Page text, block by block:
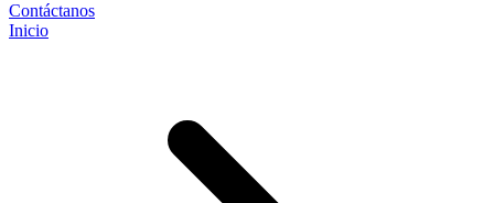
Contáctanos
Inicio